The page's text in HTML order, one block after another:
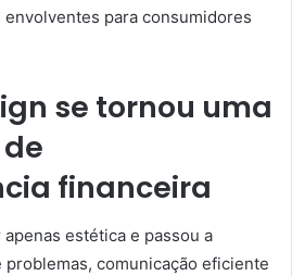
para consumidores
se tornou uma
financeira
estética e passou a
comunicação eficiente